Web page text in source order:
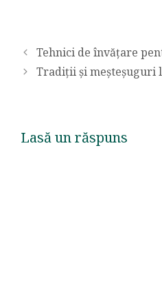
Tehnici de învățare
Tradiții și meșteșuguri
Lasă un răspuns